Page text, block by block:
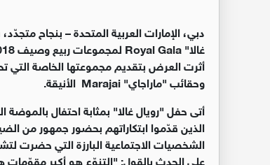
دبي، الإمارات العربية المتحدة – بنجاح
وحقائب "ماراجاي" Marajai الأنيقة.
أتى حفل "رويال غالا" بمثابة احتفال
الذين قدّموا ابتكاراتهم بحضور جمهور من
الشخصيات الاجتماعية البارزة التي حضرت
على الحدث بالقول: "التنوّع هو أكبر